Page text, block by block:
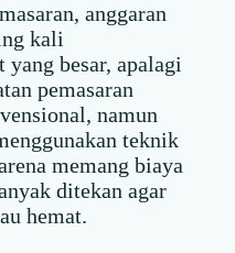
anggaran
kali
besar, apalagi
pemasaran
namun
teknik
memang biaya
ditekan agar
hemat.